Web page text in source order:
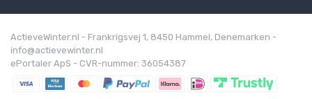
ActieveWinter.nl - Frankrigsvej 1, 8450 Hammel, Denemarken -
info@actievewinter.nl
ePortaler ApS - CVR-nummer: 36054387